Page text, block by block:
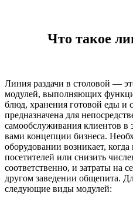
Что такое
Линия раздачи в столовой —
модулей, выполняющих
блюд, хранения готовой еды и
предназначена для
самообслуживания клиентов в
вами концепции бизнеса.
оборудовании возникает,
посетителей или снизить
соответственно, и затраты на
другом заведении общепита.
следующие виды модулей: